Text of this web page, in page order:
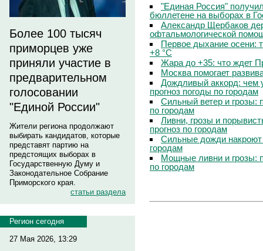
Более 100 тысяч
приморцев уже
приняли участие в
предварительном
голосовании
"Единой России"
Жители региона продолжают
выбирать кандидатов, которые
представят партию на
предстоящих выборах в
Государственную Думу и
Законодательное Собрание
Приморского края.
статьи раздела
Регион сегодня
27 Мая 2026, 13:29
"Единая Россия"
бюллетене на выборах в
Александр Щербаков
офтальмологической
Первое дыхание осени:
+8 °C
Жара до +35: что ждет
Москва помогает
Дождливый аккорд: чем
прогноз погоды по городам
Сильный ветер и грозы:
по городам
Ливни, грозы и
прогноз по городам
Сильные дожди
городам
Мощные ливни и грозы:
по городам